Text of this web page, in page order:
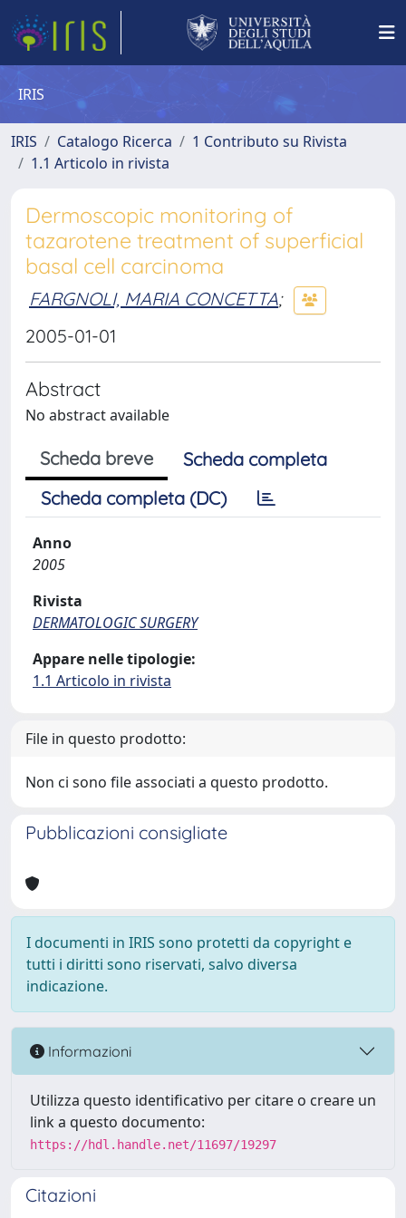
IRIS
IRIS Catalogo Ricerca
1 Contributo su Rivista
1.1 Articolo in rivista
Dermoscopic monitoring of
tazarotene treatment of superficial
basal cell carcinoma
FARGNOLI, MARIA CONCETTA;
2005-01-01
Abstract
No abstract available
Scheda breve
Scheda completa
Scheda completa (DC)
Anno
2005
Rivista
DERMATOLOGIC SURGERY
Appare nelle tipologie:
1.1 Articolo in rivista
File in questo prodotto:
Non ci sono file associati a questo prodotto.
Pubblicazioni consigliate
I documenti in IRIS sono protetti da copyright e
tutti i diritti sono riservati, salvo diversa
indicazione.
Informazioni
Utilizza questo identificativo per citare o creare un
link a questo documento:
https://hdl.handle.net/11697/19297
Citazioni